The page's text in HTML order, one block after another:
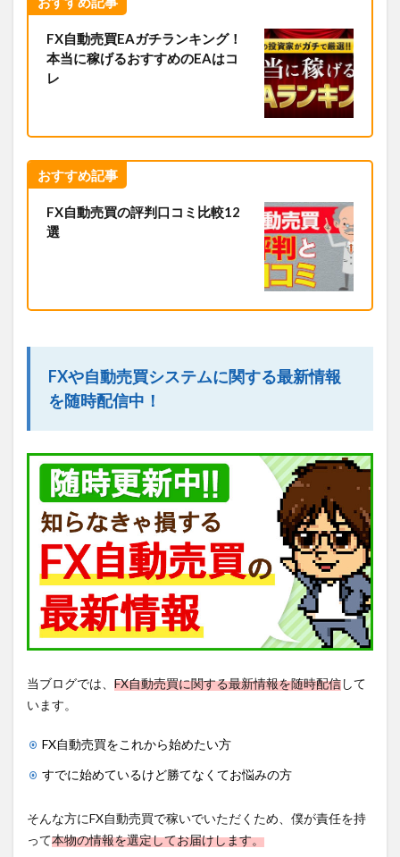
FX自動売買EAガチランキング！
本当に稼げるおすすめのEAはコ
レ
おすすめ記事
FX自動売買の評判口コミ比較12
選
FXや自動売買システムに関する最新情報
を随時配信中！
当ブログでは、 FX自動売買に関する最新情報を随時配信して
います。
FX自動売買をこれから始めたい方
すでに始めているけど勝てなくてお悩みの方
そんな方にFX自動売買で稼いでいただくため、僕が責任を持
って本物の情報を選定してお届けします。